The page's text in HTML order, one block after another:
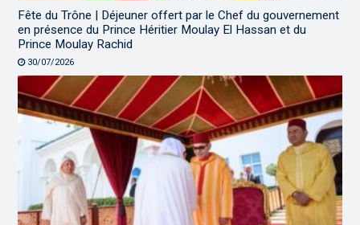
Fête du Trône | Déjeuner offert par le Chef du gouvernement
en présence du Prince Héritier Moulay El Hassan et du
Prince Moulay Rachid
30/07/2026